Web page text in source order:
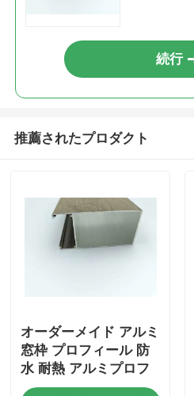
続行
推薦されたプロダクト
オーダーメイド アルミ
窓枠 プロフィール 防
水 耐熱 アルミプロフ
ィール